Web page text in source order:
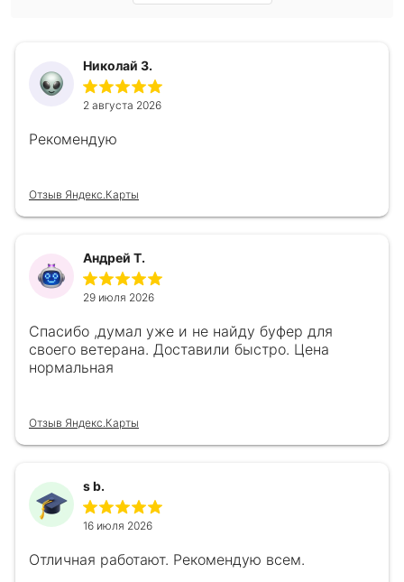
Николай З.
2 августа 2026
Рекомендую
Отзыв Яндекс.Карты
Андрей Т.
29 июля 2026
Спасибо ,думал уже и не найду буфер для
своего ветерана. Доставили быстро. Цена
нормальная
Отзыв Яндекс.Карты
s b.
16 июля 2026
Отличная работают. Рекомендую всем.